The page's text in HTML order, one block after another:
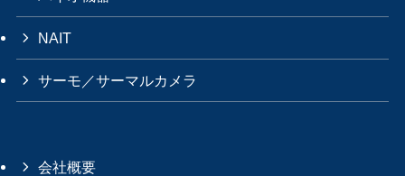
NAIT
サーモ／サーマルカメラ
会社概要